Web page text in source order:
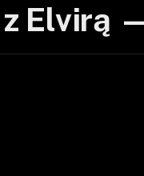
Elvirą